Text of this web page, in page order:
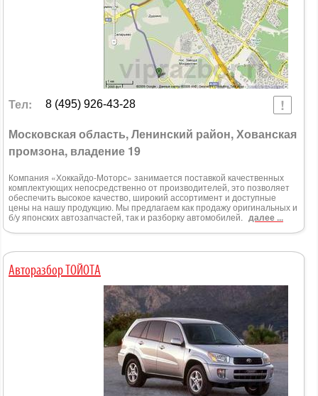
Тел: 8 (495) 926-43-28
Московская область, Ленинский район, Хованская
промзона, владение 19
Компания «Хоккайдо-Моторс» занимается поставкой качественных
комплектующих непосредственно от производителей, это позволяет
обеспечить высокое качество, широкий ассортимент и доступные
цены на нашу продукцию. Мы предлагаем как продажу оригинальных и
б/у японских автозапчастей, так и разборку автомобилей. далее ...
Авторазбор ТОЙОТА